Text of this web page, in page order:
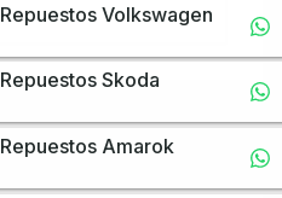
Repuestos Volkswagen
Repuestos Skoda
Repuestos Amarok